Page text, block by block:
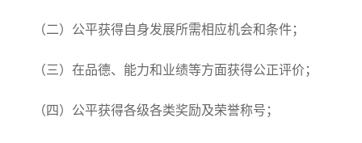
（二）公平获得自身发展所需相应机会和条件；
（三）在品德、能力和业绩等方面获得公正评价；
（四）公平获得各级各类奖励及荣誉称号；